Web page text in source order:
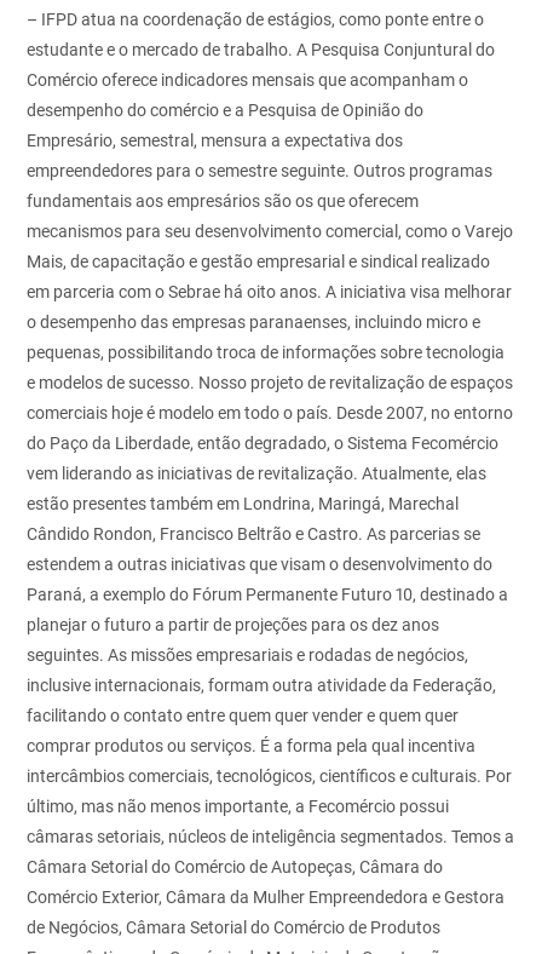
– IFPD atua na coordenação de estágios, como ponte entre o
estudante e o mercado de trabalho. A Pesquisa Conjuntural do
Comércio oferece indicadores mensais que acompanham o
desempenho do comércio e a Pesquisa de Opinião do
Empresário, semestral, mensura a expectativa dos
empreendedores para o semestre seguinte. Outros programas
fundamentais aos empresários são os que oferecem
mecanismos para seu desenvolvimento comercial, como o Varejo
Mais, de capacitação e gestão empresarial e sindical realizado
em parceria com o Sebrae há oito anos. A iniciativa visa melhorar
o desempenhodas empresas paranaenses, incluindo micro e
pequenas, possibilitando troca de informações sobre tecnologia
e modelos de sucesso. Nosso projeto de revitalização de espaços
comerciais hoje é modelo em todo o país. Desde 2007, no entorno
do Paço da Liberdade, então degradado, o Sistema Fecomércio
vem liderando as iniciativas de revitalização. Atualmente, elas
estão presentes também em Londrina, Maringá, Marechal
Cândido Rondon, Francisco Beltrão e Castro. As parcerias se
estendem a outras iniciativas que visam o desenvolvimento do
Paraná, a exemplo do Fórum Permanente Futuro 10, destinado a
planejar o futuro a partir de projeções para os dez anos
seguintes. As missões empresariais e rodadas de negócios,
inclusive internacionais, formam outra atividade da Federação,
facilitando o contato entre quem quer vender e quem quer
comprar produtos ou serviços. É a forma pela qual incentiva
intercâmbios comerciais, tecnológicos, científicos e culturais. Por
último, mas não menos importante, a Fecomércio possui
câmaras setoriais, núcleos de inteligência segmentados. Temos a
Câmara Setorial do Comércio de Autopeças, Câmara do
Comércio Exterior, Câmara da Mulher Empreendedora e Gestora
de Negócios, Câmara Setorial do Comércio de Produtos